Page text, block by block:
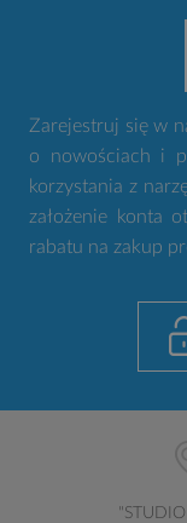
Zarejestruj się w
o nowościach i
korzystania z
założenie konta
rabatu na zakup
"